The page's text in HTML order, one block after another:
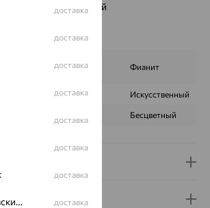
вставки:
Фиолетовый
Фианит
Искусственный Искусственный
Бесцветный
доставка
доставка
доставка
доставка
доставка
доставка
доставка
Апастово, Апастовский район доставка